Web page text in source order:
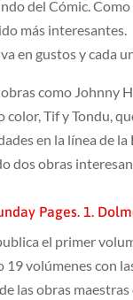
del Cómic.
más interesantes.
en gustos y cada
como Johnny
color, Tif y Tondu,
en la línea de
dos obras
Pages. 1.
el primer
19 volúmenes con
las obras